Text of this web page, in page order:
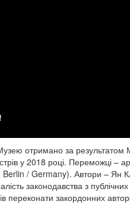
отримано за результатом
у 2018 році. Переможці –
/ Germany). Автори – Ян
законодавства з публічних
переконати закордонних